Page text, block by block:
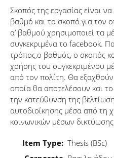
Σκοπός της εργασίας είναι
βαθμό και το σκοπό για τον
α’ βαθμού χρησιμοποιεί τα
συγκεκριμένα το facebook.
τρόπος,ο βαθμός, ο σκοπός
χρήσης του συγκεκριμένου
από τον πολίτη. Θα
οποία θα αποτελέσουν και
την κατεύθυνση της
αυτοδιοίκησης μέσα από τη
κοινωνικών μέσων
Item Type: Thesis (BSc)